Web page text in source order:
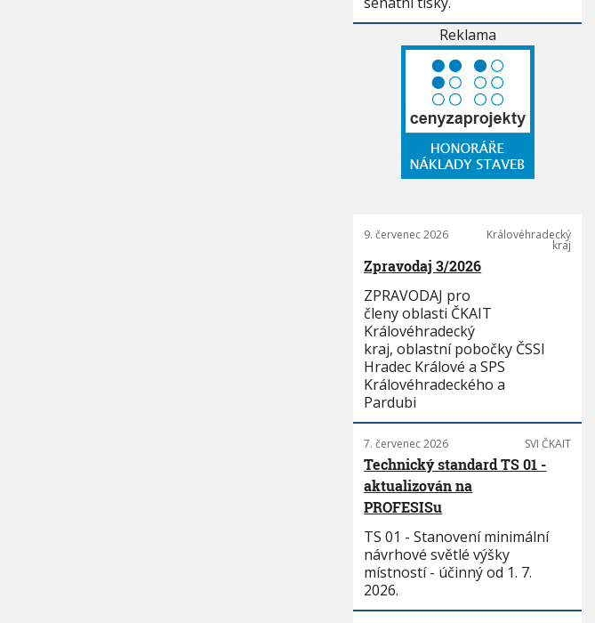
Reklama
9. červenec 2026 Královéhradecký
kraj
Zpravodaj 3/2026
ZPRAVODAJ pro
členy oblasti ČKAIT
Královéhradecký
kraj, oblastní pobočky ČSSI
Hradec Králové a SPS
Královéhradeckého a
Pardubi
7. červenec 2026 SVI ČKAIT
Technický standard TS 01 -
aktualizován na
PROFESISu
TS 01 - Stanovení minimální
návrhové světlé výšky
místností - účinný od 1. 7.
2026.